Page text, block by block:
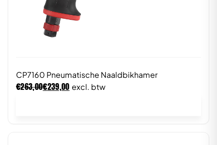
CP7160 Pneumatische Naaldbikhamer
€263,00€239,00 excl. btw